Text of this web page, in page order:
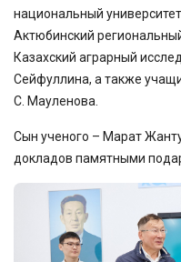
национальный
Актюбинский
Казахский аграрный
Сейфуллина, а также
С. Мауленова.
Сын ученого – Марат
докладов памятными